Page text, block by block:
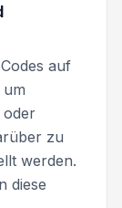
auf
oder
zu
werden.
diese